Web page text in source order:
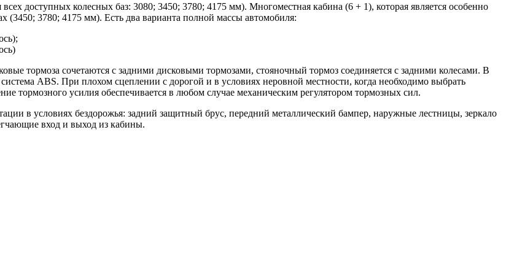
доступных колесных баз: 3080; 3450; 3780; 4175 мм). Многоместная кабина (6 + 1), которая является особенно
(3450; 3780; 4175 мм). Есть два варианта полной массы автомобиля:
тормоза сочетаются с задними дисковыми тормозами, стояночный тормоз соединяется с задними колесами. В
ABS. При плохом сцеплении с дорогой и в условиях неровной местности, когда необходимо выбрать
тормозного усилия обеспечивается в любом случае механическим регулятором тормозных сил.
в условиях бездорожья: задний защитный брус, передний металлический бампер, наружные лестницы, зеркало
вход и выход из кабины.